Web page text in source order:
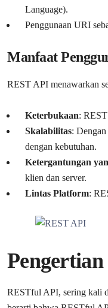
Language).
Penggunaan URI
Manfaat
REST API menawarkan
Keterbukaan:
Skalabilitas:
dengan kebutuhan.
Ketergantungan
klien dan server.
Lintas Platform:
RESTful API, sering kali